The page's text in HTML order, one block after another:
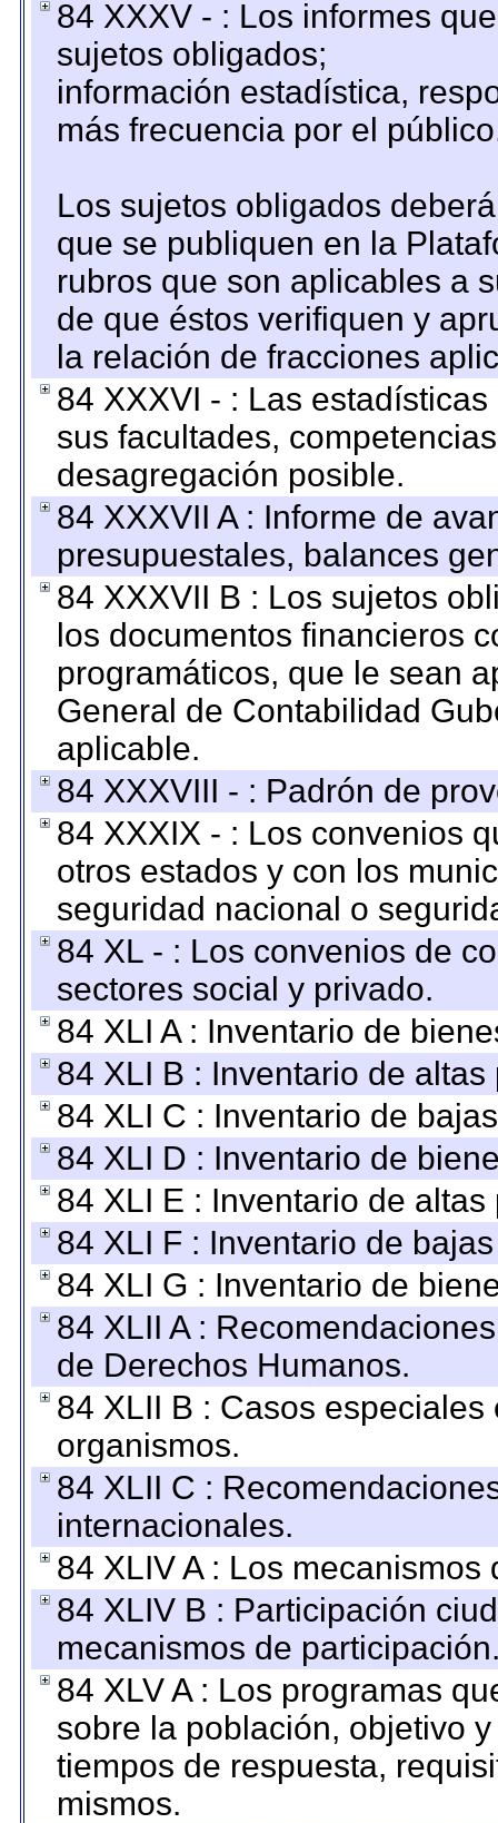
84 XXXV - : Los informes
sujetos obligados;
información estadística,
más frecuencia por el
Los sujetos obligados
que se publiquen en la
rubros que son aplicables a
de que éstos verifiquen y
la relación de fracciones
84 XXXVI - : Las
sus facultades,
desagregación posible.
84 XXXVII A : Informe de
presupuestales, balances
84 XXXVII B : Los sujetos
los documentos financieros
programáticos, que le sean
General de Contabilidad
aplicable.
84 XXXVIII - : Padrón de
84 XXXIX - : Los convenios
otros estados y con los
seguridad nacional o
84 XL - : Los convenios de
sectores social y privado.
84 XLI A : Inventario de
84 XLI B : Inventario de
84 XLI C : Inventario de
84 XLI D : Inventario de
84 XLI E : Inventario de
84 XLI F : Inventario de
84 XLI G : Inventario de
84 XLII A :
de Derechos Humanos.
84 XLII B : Casos
organismos.
84 XLII C :
internacionales.
84 XLIV A : Los
84 XLIV B : Participación
mecanismos de
84 XLV A : Los programas
sobre la población, objetivo
tiempos de respuesta,
mismos.